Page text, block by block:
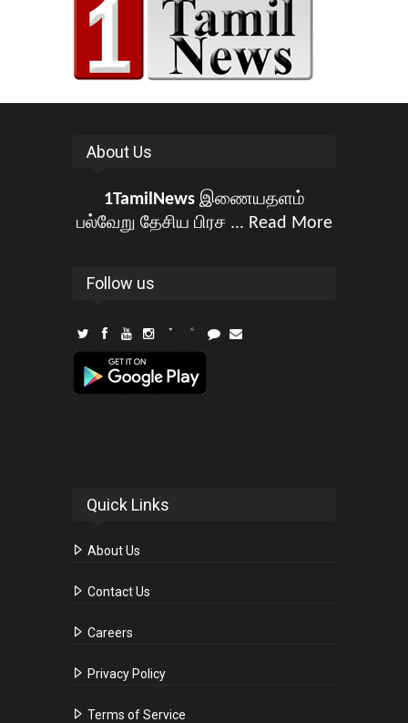
About Us
1TamilNewsஇணையதளம்
பல்வேறு தேசிய பிரச ... Read More
Follow us
Quick Links
About Us
Contact Us
Careers
Privacy Policy
Terms of Service